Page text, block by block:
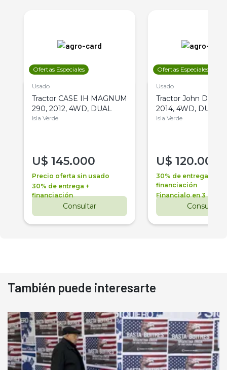
Ofertas Especiales
Usado
Tractor CASE IH MAGNUM
290, 2012, 4WD, DUAL
Isla Verde
U$ 145.000
Precio oferta sin usado
30% de entrega +
financiación
Consultar
Ofertas Especiales
Usado
Tractor John Deere
2014, 4WD, DUAL
Isla Verde
U$ 120.000
30% de entrega +
financiación
Financialo en 3 años
Consultar
También puede interesarte